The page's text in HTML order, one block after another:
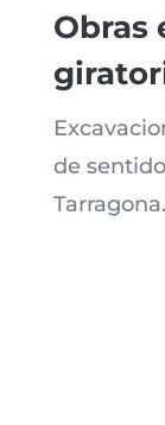
Obras
de
Tarragona.